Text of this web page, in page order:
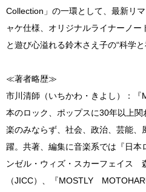
Collection」の一環として、最新リ
ャケ仕様、オリジナルライナーノ
と遊び心溢れる鈴木さえ子の“科学
≪著者略歴≫
市川清師（いちかわ・きよし）：『
本のロック、ポップスに30年以上
楽のみならず、社会、政治、芸能
躍。共著、編集に音楽系では『日本
ンゼル・ウィズ・スカーフェイス
（JICC）、『MOSTLY